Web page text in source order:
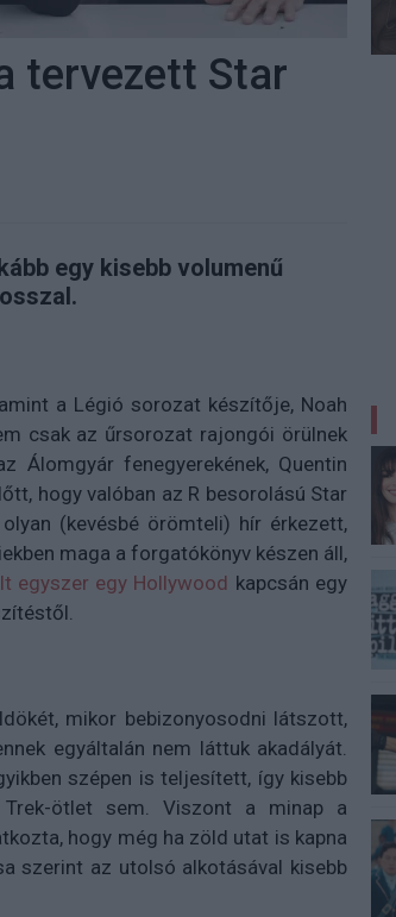
tervezett Star
egy kisebb volumenű
a Légió sorozat készítője, Noah
csak az űrsorozat rajongói örülnek
Álomgyár fenegyerekének, Quentin
hogy valóban az R besorolású Star
(kevésbé örömteli) hír érkezett,
maga a forgatókönyv készen áll,
egyszer egy Hollywood kapcsán egy
mikor bebizonyosodni látszott,
egyáltalán nem láttuk akadályát.
szépen is teljesített, így kisebb
ötlet sem. Viszont a minap a
hogy még ha zöld utat is kapna
szerint az utolsó alkotásával kisebb